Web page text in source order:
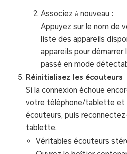
Associez à nouveau :
Appuyez sur le nom de
liste des appareils
appareils pour démarrer
passé en mode
Réinitialisez les écouteurs
Si la connexion échoue
votre téléphone/tablette et
écouteurs, puis
tablette.
Véritables écouteurs